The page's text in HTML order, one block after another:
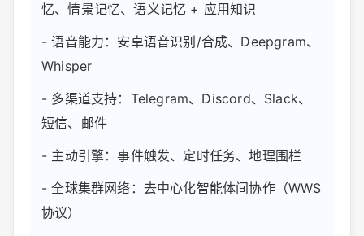
忆、情景记忆、语义记忆 + 应用知识
- 语音能力：安卓语音识别/合成、Deepgram、
Whisper
- 多渠道支持：Telegram、Discord、Slack、
短信、邮件
- 主动引擎：事件触发、定时任务、地理围栏
- 全球集群网络：去中心化智能体间协作（WWS
协议）